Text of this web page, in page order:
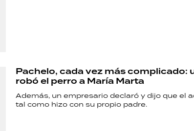
Pachelo, cada vez más complicado:
robó el perro a María Marta
Además, un empresario declaró y dijo que el
tal como hizo con su propio padre.